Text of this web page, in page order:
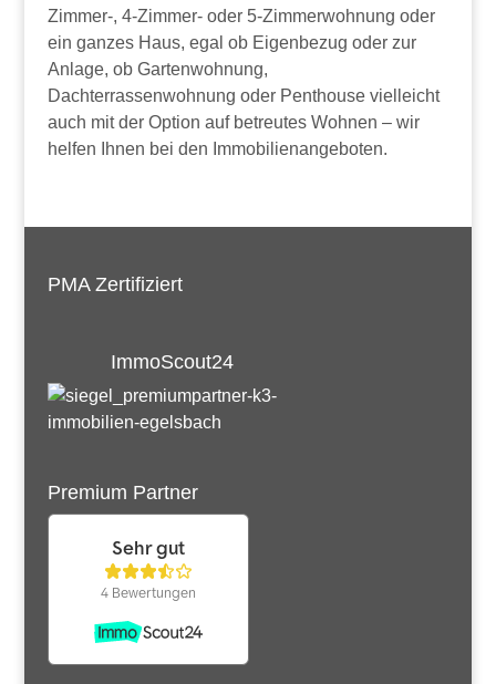
Zimmer-, 4-Zimmer- oder 5-Zimmerwohnung oder
ein ganzes Haus, egal ob Eigenbezug oder zur
Anlage, ob Gartenwohnung,
Dachterrassenwohnung oder Penthouse vielleicht
auch mit der Option auf betreutes Wohnen – wir
helfen Ihnen bei den Immobilienangeboten.
PMA Zertifiziert
ImmoScout24
Premium Partner